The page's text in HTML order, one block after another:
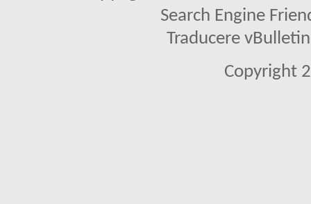
Search Engine
Traducere
Copyright